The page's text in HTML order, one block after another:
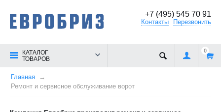
+7 (495) 545 70 91
Контакты Перезвонить
КАТАЛОГ
ТОВАРОВ
0
Главная
Ремонт и сервисное обслуживание ворот